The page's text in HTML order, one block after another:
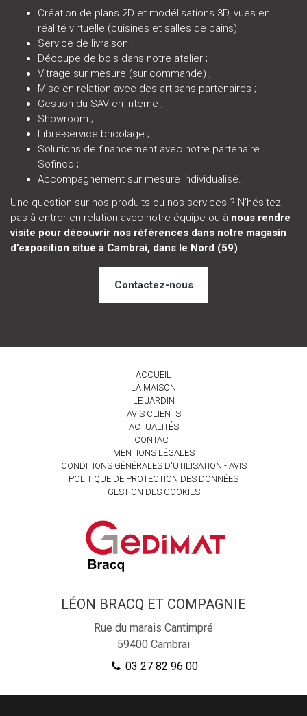
Création de plans 2D et modélisations 3D, vues en
réalité virtuelle (cuisines et salles de bains) ;
Service de livraison ;
Découpe de bois dans notre atelier ;
Vitrage sur mesure (sur commande) ;
Mise en relation avec des artisans partenaires ;
Gestion du SAV en interne ;
Showroom ;
Libre-service bricolage ;
Solutions de financement avec notre partenaire
Sofinco ;
Accompagnement sur mesure individualisé.
Une question sur nos produits ou nos services ? N’hésitez
pas à entrer en relation avec notre équipe ou à nous rendre
visite pour découvrir nos références dans notre magasin
d’exposition situé à Cambrai, dans le Nord (59).
Contactez-nous
ACCUEIL
LA MAISON
LE JARDIN
AVIS CLIENTS
ACTUALITÉS
CONTACT
MENTIONS LÉGALES
CONDITIONS GÉNÉRALES D'UTILISATION - AVIS
POLITIQUE DE PROTECTION DES DONNÉES
GESTION DES COOKIES
LÉON BRACQ ET COMPAGNIE
Rue du marais Cantimpré
59400 Cambrai
03 27 82 96 00